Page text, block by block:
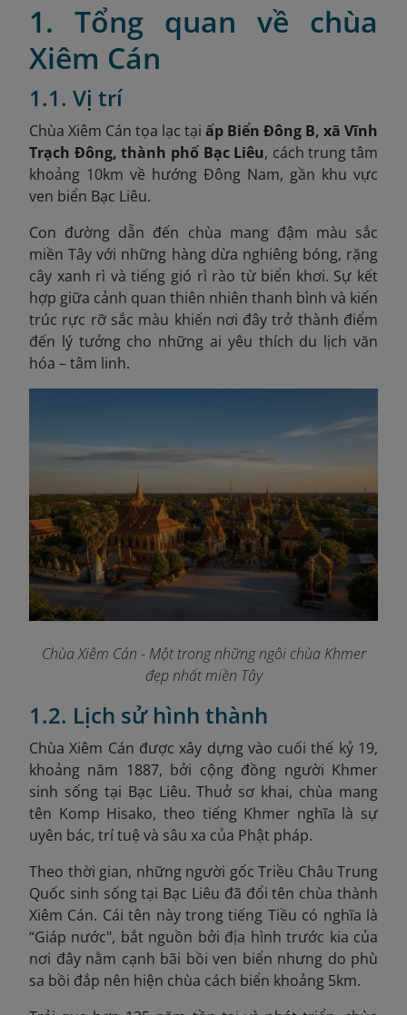
1. Tổng quan về chùa
Xiêm Cán
1.1. Vị trí
Chùa Xiêm Cán tọa lạc tại ấp Biển Đông B, xã Vĩnh
Trạch Đông, thành phố Bạc Liêu, cách trung tâm
khoảng 10km về hướng Đông Nam, gần khu vực
ven biển Bạc Liêu.
Con đường dẫn đến chùa mang đậm màu sắc
miền Tây với những hàng dừa nghiêng bóng, rặng
cây xanh rì và tiếng gió rì rào từ biển khơi. Sự kết
hợp giữa cảnh quan thiên nhiên thanh bình và kiến
trúc rực rỡ sắc màu khiến nơi đây trở thành điểm
đến lý tưởng cho những ai yêu thích du lịch văn
hóa – tâm linh.
Chùa Xiêm Cán - Một trong những ngôi chùa Khmer
đẹp nhất miền Tây
1.2. Lịch sử hình thành
Chùa Xiêm Cán được xây dựng vào cuối thế kỷ 19,
khoảng năm 1887, bởi cộng đồng người Khmer
sinh sống tại Bạc Liêu.Thuở sơ khai, chùa mang
tên Komp Hisako, theo tiếng Khmer nghĩa là sự
uyên bác, trí tuệ và sâu xa của Phật pháp.
Theo thời gian, những người gốc Triều Châu Trung
Quốc sinh sống tại Bạc Liêu đã đổi tên chùa thành
Xiêm Cán. Cái tên này trong tiếng Tiều có nghĩa là
“Giáp nước", bắt nguồn bởi địa hình trước kia của
nơi đây nằm cạnh bãi bồi ven biển nhưng do phù
sa bồi đắp nên hiện chùa cách biển khoảng 5km.